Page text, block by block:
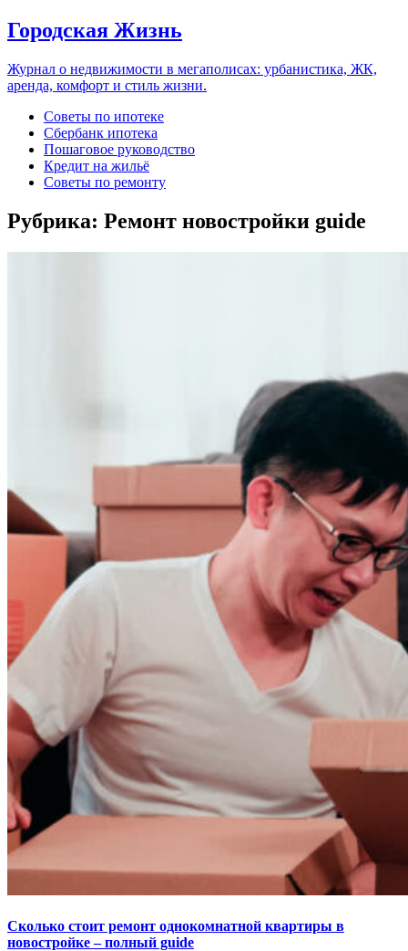
Городская Жизнь
Журнал о недвижимости в мегаполисах: урбанистика, ЖК,
аренда, комфорт и стиль жизни.
Советы по ипотеке
Сбербанк ипотека
Пошаговое руководство
Кредит на жильё
Советы по ремонту
Рубрика: Ремонт новостройки guide
Сколько стоит ремонт однокомнатной квартиры в
новостройке – полный guide